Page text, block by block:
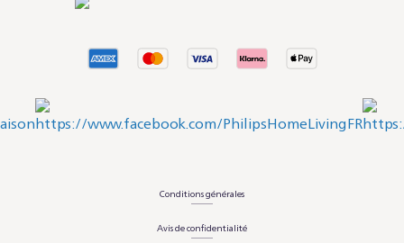
Conditions générales
Avis de confidentialité